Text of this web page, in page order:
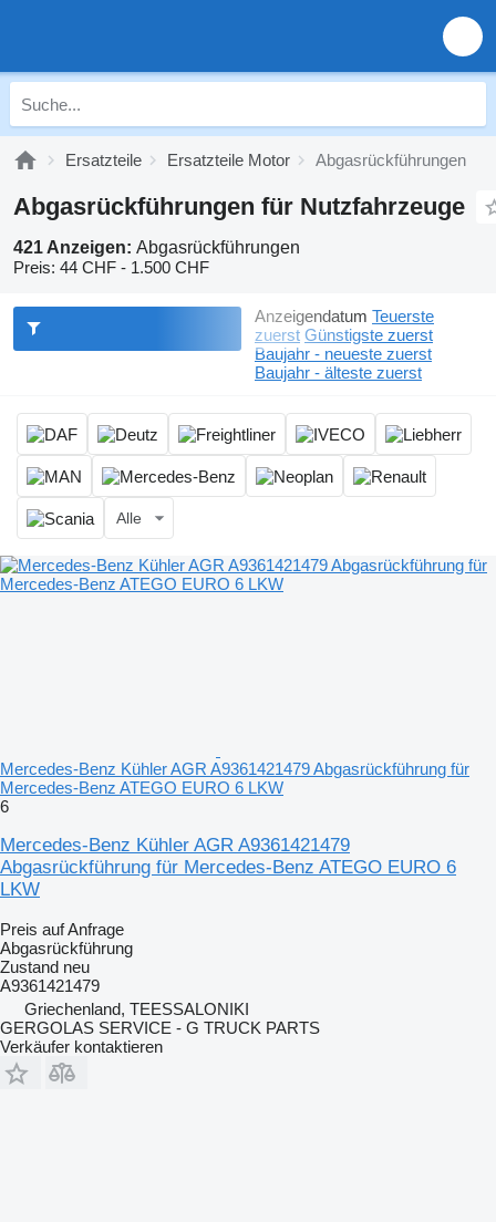
Ersatzteile Ersatzteile Motor Abgasrückführungen
Abgasrückführungen für Nutzfahrzeuge
421 Anzeigen: Abgasrückführungen
Preis: 44 CHF - 1.500 CHF
Anzeigendatum Teuerste
zuerst Günstigste zuerst
Baujahr - neueste zuerst
Baujahr - älteste zuerst
Alle
Mercedes-Benz Kühler AGR A9361421479 Abgasrückführung für
Mercedes-Benz ATEGO EURO 6 LKW
6
Mercedes-Benz Kühler AGR A9361421479
Abgasrückführung für Mercedes-Benz ATEGO EURO 6
LKW
Preis auf Anfrage
Abgasrückführung
Zustand neu
A9361421479
Griechenland, TEESSALONIKI
GERGOLAS SERVICE - G TRUCK PARTS
Verkäufer kontaktieren